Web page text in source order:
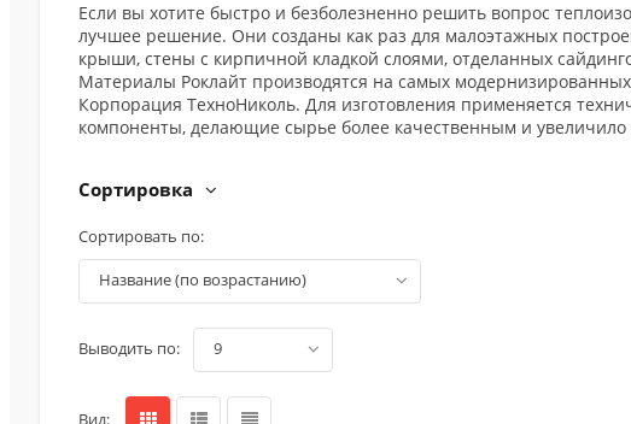
Если вы хотите быстро и безболезненно решить вопрос
лучшее решение. Они созданы как раз для малоэтажных
крыши, стены с кирпичной кладкой слоями, отделанных
Материалы Роклайт производятся на самых
Корпорация ТехноНиколь. Для изготовления применяется
компоненты, делающие сырье более качественным и увеличило
Сортировка
Сортировать по:
название (по возрастанию)
Выводить по: 9
Вид: